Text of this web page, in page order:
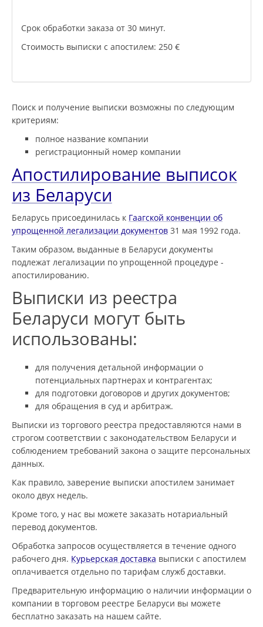
Срок обработки заказа от 30 минут.
Стоимость выписки с апостилем: 250 €
Поиск и получение выписки возможны по следующим
критериям:
полное название компании
регистрационный номер компании
Апостилирование выписок
из Беларуси
Беларусь присоединилась к Гаагской конвенции об
упрощенной легализации документов 31 мая 1992 года.
Таким образом, выданные в Беларуси документы
подлежат легализации по упрощенной процедуре -
апостилированию.
Выписки из реестра
Беларуси могут быть
использованы:
для получения детальной информации о
потенциальных партнерах и контрагентах;
для подготовки договоров и других документов;
для обращения в суд и арбитраж.
Выписки из торгового реестра предоставляются нами в
строгом соответствии с законодательством Беларуси и
соблюдением требований закона о защите персональных
данных.
Как правило, заверение выписки апостилем занимает
около двух недель.
Кроме того, у нас вы можете заказать нотариальный
перевод документов.
Обработка запросов осуществляется в течение одного
рабочего дня. Курьерская доставка выписки с апостилем
оплачивается отдельно по тарифам служб доставки.
Предварительную информацию о наличии информации о
компании в торговом реестре Беларуси вы можете
бесплатно заказать на нашем сайте.